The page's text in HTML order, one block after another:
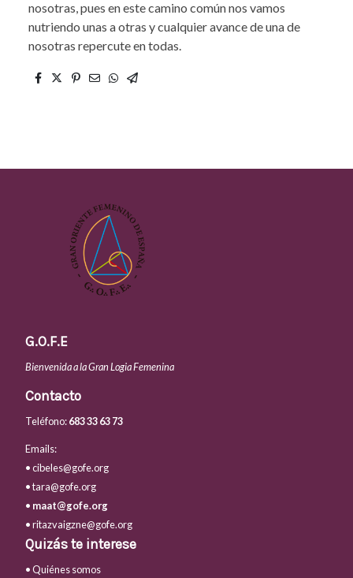
nosotras, pues en este camino común nos vamos
nutriendo unas a otras y cualquier avance de una de
nosotras repercute en todas.
G.O.F.E
Bienvenida a la Gran Logia Femenina
Contacto
Teléfono:683 33 63 73
Emails:
• cibeles@gofe.org
• tara@gofe.org
• maat@gofe.org
• ritazvaigzne@gofe.org
Quizás te interese
• Quiénes somos